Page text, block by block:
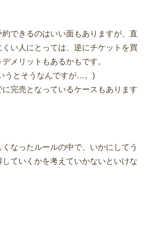
できるのはいい面もありますが、直
い人にとっては、逆にチケットを買
メリットもあるかもです。
うとそうなんですが…。)
完売となっているケースもあります
なったルールの中で、いかにしてう
していくかを考えていかないといけな